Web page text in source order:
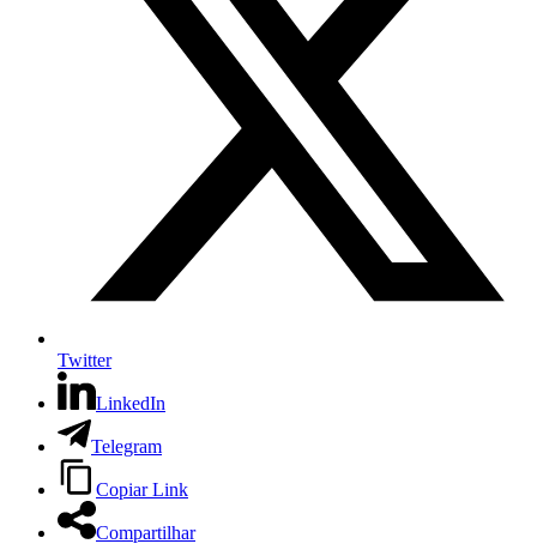
Twitter
LinkedIn
Telegram
Copiar Link
Compartilhar